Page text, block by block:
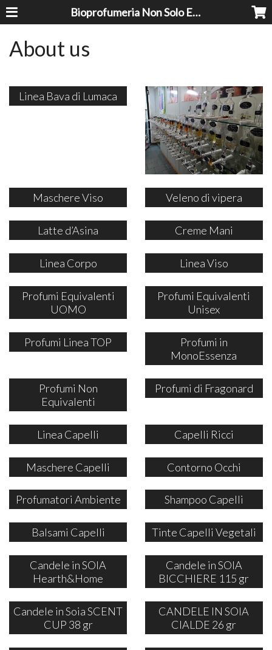
Bioprofumeria Non Solo Essenze
About us
Linea Bava di Lumaca
Maschere Viso Veleno di vipera
Latte d’Asina Creme Mani
Linea Corpo Linea Viso
Profumi Equivalenti
UOMO
Profumi Equivalenti
Unisex
Profumi Linea TOP
Profumi in
MonoEssenza
Profumi Non
Equivalenti
Profumi di Fragonard
Linea Capelli Capelli Ricci
Maschere Capelli Contorno Occhi
Profumatori Ambiente Shampoo Capelli
Balsami Capelli Tinte Capelli Vegetali
Candele in SOIA
Hearth&Home
Candele in SOIA
BICCHIERE 115 gr
Candele in Soia SCENT
CUP 38 gr
CANDELE IN SOIA
CIALDE 26 gr